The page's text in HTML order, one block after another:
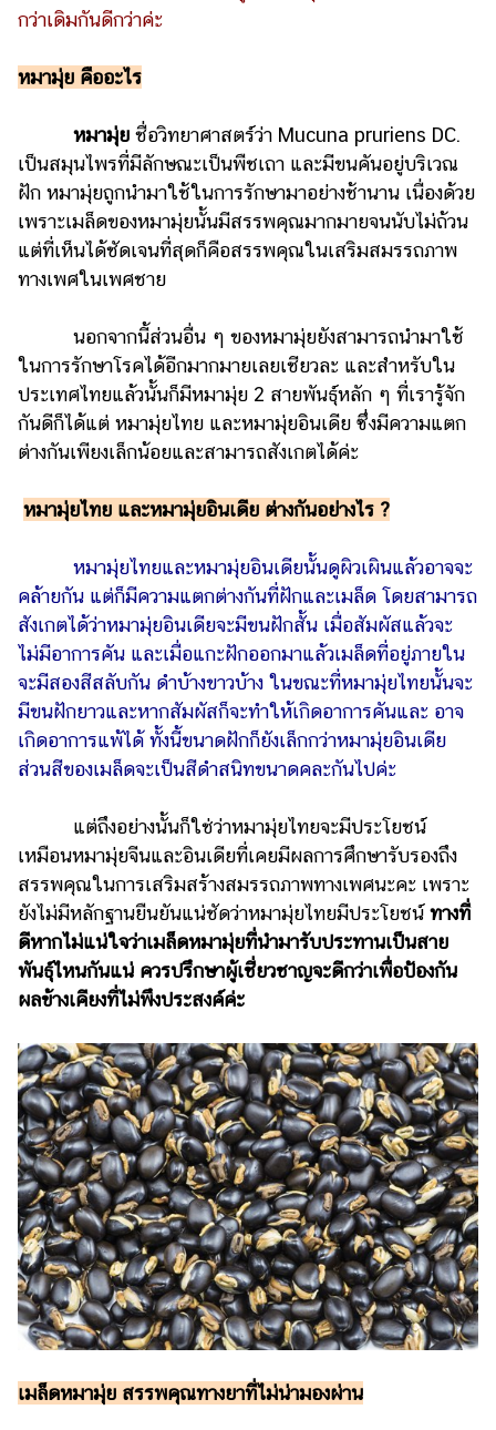
บ้าน
การ
ตกแต่ง
ถือ
ราคา
ทอง
ราคา
น้ำมัน
ไร
ตี้
แต่งงาน
แม่
และ
สัตว์
เลี้ยง
Infographic
บริการ
แอปฯ
กระปุก
คอร์ส
ออนไลน์
เรียน
เลข
ออนไลน์
ติดต่อ
โฆษณา
แจ้ง
ปัญหา
ร่วม
งาน
กับ
เรา
กว่าเดิมกันดีกว่าค่ะ
หมามุ่ย คืออะไร
หมามุ่ย ชื่อวิทยาศาสตร์ว่า Mucuna pruriens DC.
เป็นสมุนไพรที่มีลักษณะเป็นพืชเถา และมีขนคันอยู่บริเวณ
ฝัก หมามุ่ยถูกนำมาใช้ในการรักษามาอย่างช้านาน เนื่องด้วย
เพราะเมล็ดของหมามุ่ยนั้นมีสรรพคุณมากมายจนนับไม่ถ้วน
แต่ที่เห็นได้ชัดเจนที่สุดก็คือสรรพคุณในเสริมสมรรถภาพ
ทางเพศในเพศชาย
นอกจากนี้ส่วนอื่น ๆ ของหมามุ่ยยังสามารถนำมาใช้
ในการรักษาโรคได้อีกมากมายเลยเชียวละ และสำหรับใน
ประเทศไทยแล้วนั้นก็มีหมามุ่ย 2 สายพันธุ์หลัก ๆ ที่เรารู้จัก
กันดีก็ได้แต่ หมามุ่ยไทย และหมามุ่ยอินเดีย ซึ่งมีความแตก
ต่างกันเพียงเล็กน้อยและสามารถสังเกตได้ค่ะ
หมามุ่ยไทย และหมามุ่ยอินเดีย ต่างกันอย่างไร ?
หมามุ่ยไทยและหมามุ่ยอินเดียนั้นดูผิวเผินแล้วอาจจะ
คล้ายกัน แต่ก็มีความแตกต่างกันที่ฝักและเมล็ด โดยสามารถ
สังเกตได้ว่าหมามุ่ยอินเดียจะมีขนฝักสั้น เมื่อสัมผัสแล้วจะ
ไม่มีอาการคัน และเมื่อแกะฝักออกมาแล้วเมล็ดที่อยู่ภายใน
จะมีสองสีสลับกัน ดำบ้างขาวบ้าง ในขณะที่หมามุ่ยไทยนั้นจะ
มีขนฝักยาวและหากสัมผัสก็จะทำให้เกิดอาการคันและ อาจ
เกิดอาการแพ้ได้ ทั้งนี้ขนาดฝักก็ยังเล็กกว่าหมามุ่ยอินเดีย
ส่วนสีของเมล็ดจะเป็นสีดำสนิทขนาดคละกันไปค่ะ
แต่ถึงอย่างนั้นก็ใช่ว่าหมามุ่ยไทยจะมีประโยชน์
เหมือนหมามุ่ยจีนและอินเดียที่เคยมีผลการศึกษารับรองถึง
สรรพคุณในการเสริมสร้างสมรรถภาพทางเพศนะคะ เพราะ
ยังไม่มีหลักฐานยืนยันแน่ชัดว่าหมามุ่ยไทยมีประโยชน์ทางที่
ดีหากไม่แน่ใจว่าเมล็ดหมามุ่ยที่นำมารับประทานเป็นสาย
พันธุ์ไหนกันแน่ ควรปรึกษาผู้เชี่ยวชาญจะดีกว่าเพื่อป้องกัน
ผลข้างเคียงที่ไม่พึงประสงค์ค่ะ
เมล็ดหมามุ่ย สรรพคุณทางยาที่ไม่น่ามองผ่าน